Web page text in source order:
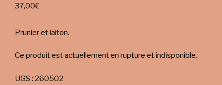
37,00€
Prunier et laiton.
Ce produit est actuellement en rupture et indisponible.
UGS : 260502